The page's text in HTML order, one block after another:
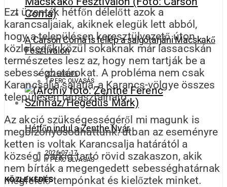
A Carson Coma is fellép a salgótarjáni Macskakő
Fesztiválon
2026-08-05
1 PERC OLVASÁS
Hétfőn indul a Zenthe Nyár
2026-07-17
1 PERC OLVASÁS
KÖZLEKEDÉS
Ezt üzenték hétfőn délelőtt azok a
karancsaljaiak, akiknek elegük lett abból,
hogy a településen keresztülvezető úton
közlekedők közül sokaknak már lassacskán
természetes lesz az, hogy nem tartják be a
sebességhatárokat. A probléma nem csak
Karancsalja sajátja, a Karancs-völgye összes
településén tapasztalható.
Az akció szükségességéről mi magunk is
megbizonyosodhattunk: útban az eseményre
ketten is voltak Karancsalja határától a
községi parkig tartó rövid szakaszon, akik
nem bírták a megengedett sebességhatárnak
megfelelő tempónkat és kielőztek minket.